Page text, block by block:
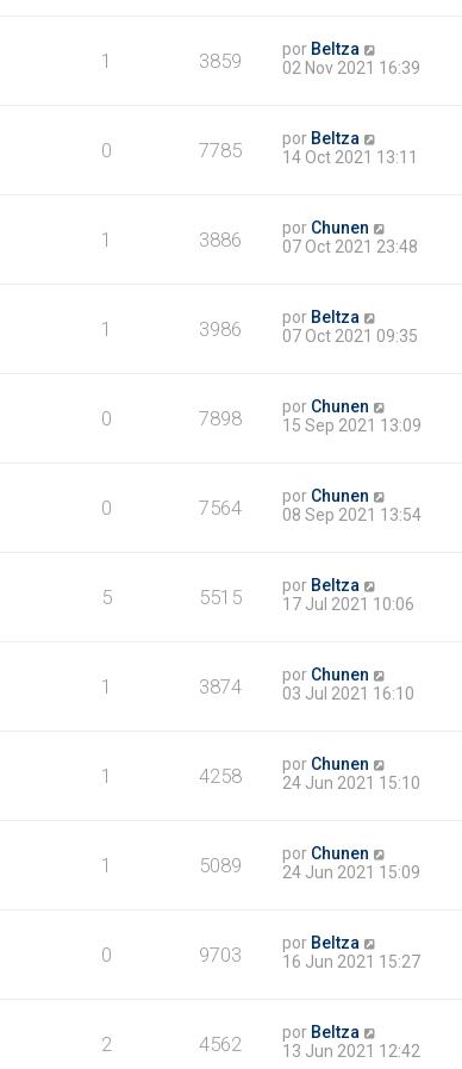
1 3859 por Beltza
02 Nov 2021 16:39
0 7785 por Beltza
14 Oct 2021 13:11
1 3886 por Chunen
07 Oct 2021 23:48
1 3986 por Beltza
07 Oct 2021 09:35
0 7898 por Chunen
15 Sep 2021 13:09
0 7564 por Chunen
08 Sep 2021 13:54
5 5515 por Beltza
17 Jul 2021 10:06
1 3874 por Chunen
03 Jul 2021 16:10
1 4258 por Chunen
24 Jun 2021 15:10
1 5089 por Chunen
24 Jun 2021 15:09
0 9703 por Beltza
16 Jun 2021 15:27
2 4562 por Beltza
13 Jun 2021 12:42